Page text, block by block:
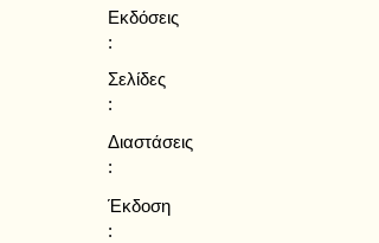
Εκδόσεις
:
Σελίδες
:
Διαστάσεις
:
Έκδοση
: